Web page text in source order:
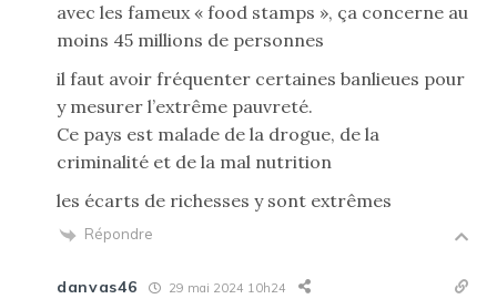
avec les fameux « food stamps », ça concerne au
moins 45 millions de personnes
il faut avoir fréquenter certaines banlieues pour
y mesurer l’extrême pauvreté.
Ce pays est malade de la drogue, de la
criminalité et de la mal nutrition
les écarts de richesses y sont extrêmes
Répondre
danvas46 29 mai 2024 10h24